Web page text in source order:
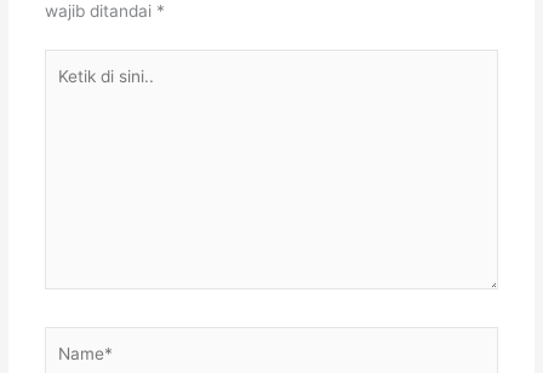
wajib ditandai *